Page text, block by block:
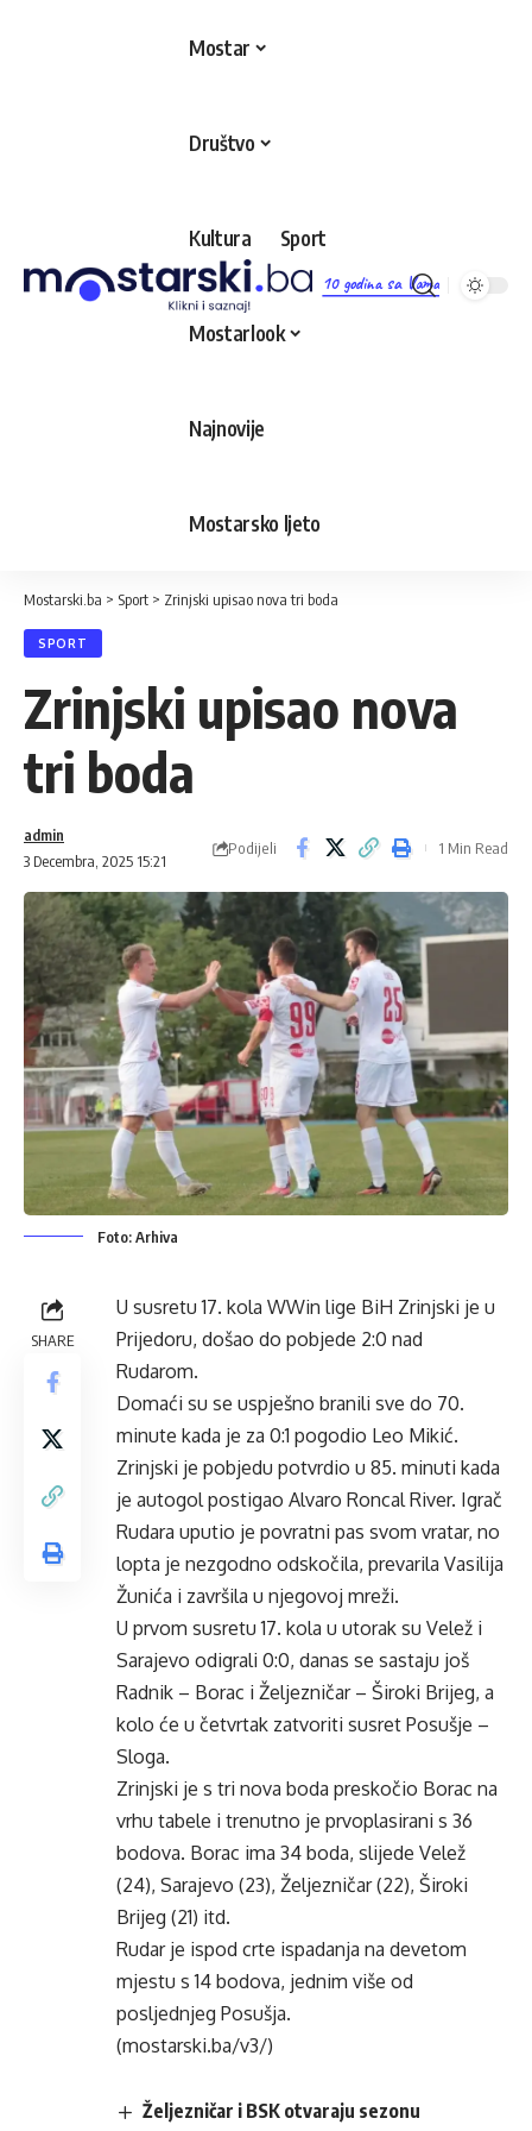
10 godina sa Vama
Mostar
Društvo
Kultura Sport
Mostarlook
Najnovije
Mostarsko ljeto
Mostarski.ba > Sport > Zrinjski upisao nova tri boda
SPORT
Zrinjski upisao nova
tri boda
3 Decembra, 2025 15:21
admin
Podijeli 1 Min Read
Foto: Arhiva
SHARE
U susretu 17. kola WWin lige BiH Zrinjski je u
Prijedoru, došao do pobjede 2:0 nad
Rudarom.
Domaći su se uspješno branili sve do 70.
minute kada je za 0:1 pogodio Leo Mikić.
Zrinjski je pobjedu potvrdio u 85. minuti kada
je autogol postigao Alvaro Roncal River. Igrač
Rudara uputio je povratni pas svom vratar, no
lopta je nezgodno odskočila, prevarila Vasilija
Žunića i završila u njegovoj mreži.
U prvom susretu 17. kola u utorak su Velež i
Sarajevo odigrali 0:0, danas se sastaju još
Radnik – Borac i Željezničar – Široki Brijeg, a
kolo će u četvrtak zatvoriti susret Posušje –
Sloga.
Zrinjski je s tri nova boda preskočio Borac na
vrhu tabele i trenutno je prvoplasirani s 36
bodova. Borac ima 34 boda, slijede Velež
(24), Sarajevo (23), Željezničar (22), Široki
Brijeg (21) itd.
Rudar je ispod crte ispadanja na devetom
mjestu s 14 bodova, jednim više od
posljednjeg Posušja.
(mostarski.ba/v3/)
Željezničar i BSK otvaraju sezonu